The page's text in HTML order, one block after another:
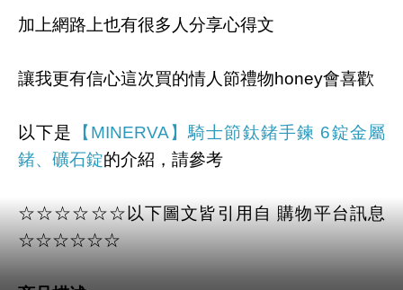
加上網路上也有很多人分享心得文
讓我更有信心這次買的情人節禮物honey會喜歡
以下是
【MINERVA】騎士節鈦鍺手鍊 6錠金屬
鍺、礦石錠的介紹，請參考
☆☆☆☆☆☆以下圖文皆引用自 購物平台訊息
☆☆☆☆☆☆